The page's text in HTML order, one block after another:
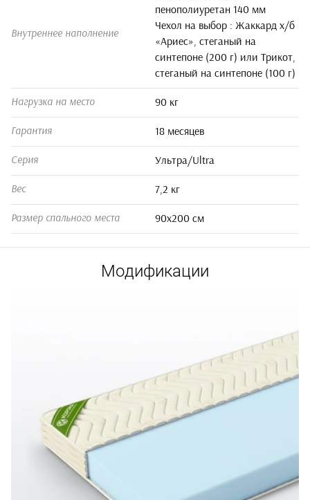
Внутреннее наполнение
пенополиуретан 140 мм
Чехол на выбор : Жаккард х/б
«Ариес», стеганый на
синтепоне (200 г) или Трикот,
стеганый на синтепоне (100 г)
Нагрузка на место 90 кг
Гарантия 18 месяцев
Серия Ультра/Ultra
Вес 7,2 кг
Размер спального места 90x200 см
Модификации